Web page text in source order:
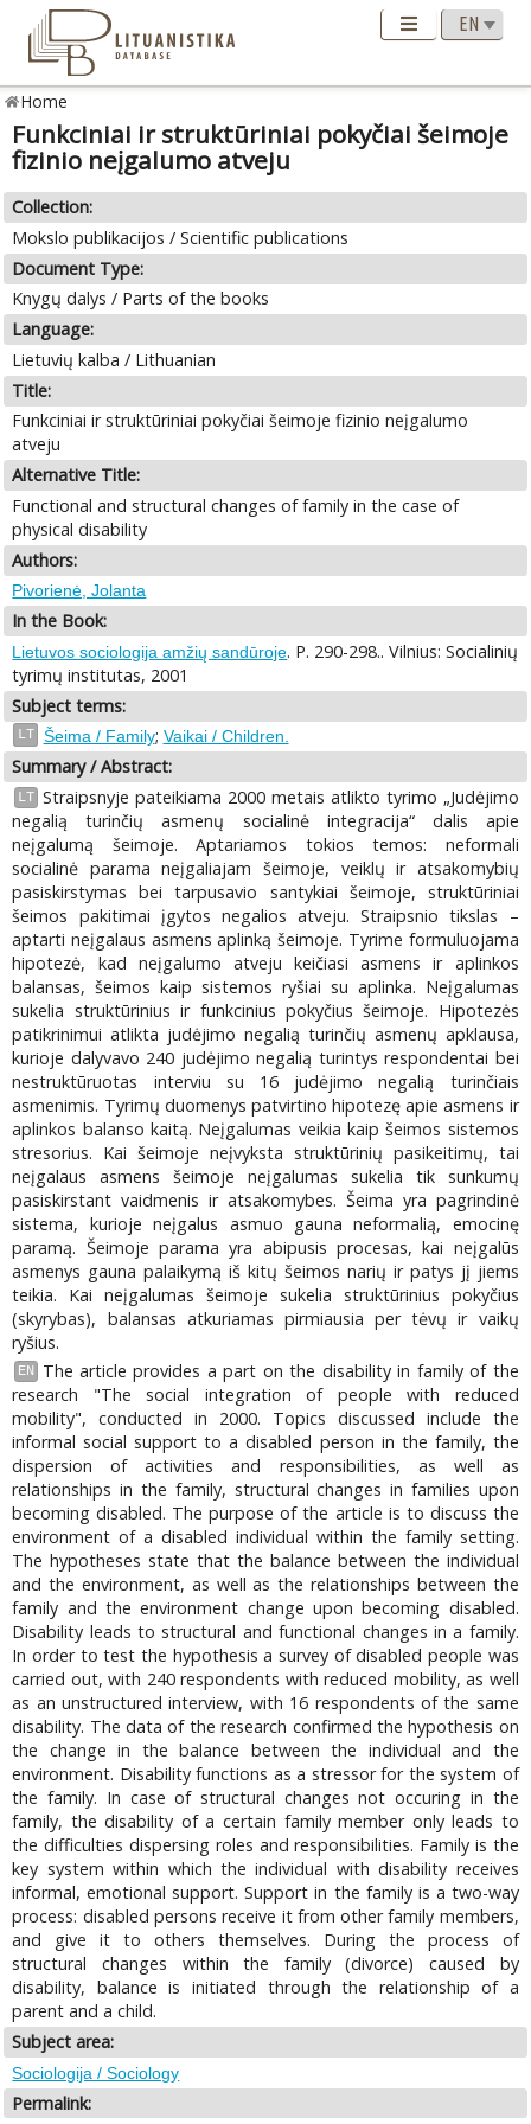
Home
Funkciniai ir struktūriniai pokyčiai šeimoje
fizinio neįgalumo atveju
Collection:
Mokslo publikacijos / Scientific publications
Document Type:
Knygų dalys / Parts of the books
Language:
Lietuvių kalba / Lithuanian
Title:
Funkciniai ir struktūriniai pokyčiai šeimoje fizinio neįgalumo
atveju
Alternative Title:
Functional and structural changes of family in the case of
physical disability
Authors:
Pivorienė, Jolanta
In the Book:
Lietuvos sociologija amžių sandūroje. P. 290-298.. Vilnius: Socialinių
tyrimų institutas, 2001
Subject terms:
LT Šeima / Family; Vaikai / Children.
Summary / Abstract:
LT Straipsnyje pateikiama 2000 metais atlikto tyrimo „Judėjimo
negalią turinčių asmenų socialinė integracija“ dalis apie
neįgalumą šeimoje. Aptariamos tokios temos: neformali
socialinė parama neįgaliajam šeimoje, veiklų ir atsakomybių
pasiskirstymas bei tarpusavio santykiai šeimoje, struktūriniai
šeimos pakitimai įgytos negalios atveju. Straipsnio tikslas –
aptarti neįgalaus asmens aplinką šeimoje. Tyrime formuluojama
hipotezė, kad neįgalumo atveju keičiasi asmens ir aplinkos
balansas, šeimos kaip sistemos ryšiai su aplinka. Neįgalumas
sukelia struktūrinius ir funkcinius pokyčius šeimoje. Hipotezės
patikrinimui atlikta judėjimo negalią turinčių asmenų apklausa,
kurioje dalyvavo 240 judėjimo negalią turintys respondentai bei
nestruktūruotas interviu su 16 judėjimo negalią turinčiais
asmenimis. Tyrimų duomenys patvirtino hipotezę apie asmens ir
aplinkos balanso kaitą. Neįgalumas veikia kaip šeimos sistemos
stresorius. Kai šeimoje neįvyksta struktūrinių pasikeitimų, tai
neįgalaus asmens šeimoje neįgalumas sukelia tik sunkumų
pasiskirstant vaidmenis ir atsakomybes. Šeima yra pagrindinė
sistema, kurioje neįgalus asmuo gauna neformalią, emocinę
paramą. Šeimoje parama yra abipusis procesas, kai neįgalūs
asmenys gauna palaikymą iš kitų šeimos narių ir patys jį jiems
teikia. Kai neįgalumas šeimoje sukelia struktūrinius pokyčius
(skyrybas), balansas atkuriamas pirmiausia per tėvų ir vaikų
ryšius.
EN
The article provides a part on the disability in family of the
research "The social integration of people with reduced
mobility", conducted in 2000. Topics discussed include the
informal social support to a disabled person in the family, the
dispersion of activities and responsibilities, as well as
relationships in the family, structural changes in families upon
becoming disabled. The purpose of the article is to discuss the
environment of a disabled individual within the family setting.
The hypotheses state that the balance between the individual
and the environment, as well as the relationships between the
family and the environment change upon becoming disabled.
Disability leads to structural and functional changes in a family.
In order to test the hypothesis a survey of disabled people was
carried out, with 240 respondents with reduced mobility, as well
as an unstructured interview, with 16 respondents of the same
disability. The data of the research confirmed the hypothesis on
the change in the balance between the individual and the
environment. Disability functions as a stressor for the system of
the family. In case of structural changes not occuring in the
family, the disability of a certain family member only leads to
the difficulties dispersing roles and responsibilities. Family is the
key system within which the individual with disability receives
informal, emotional support. Support in the family is a two-way
process: disabled persons receive it from other family members,
and give it to others themselves. During the process of
structural changes within the family (divorce) caused by
disability, balance is initiated through the relationship of a
parent and a child.
Subject area:
Sociologija / Sociology
Permalink: